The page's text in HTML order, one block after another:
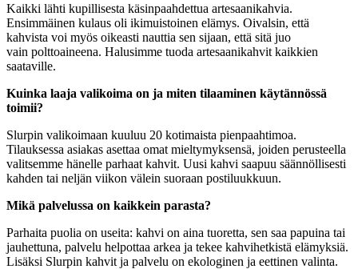
Kaikki lähti kupillisesta käsinpaahdettua artesaanikahvia.
Ensimmäinen kulaus oli ikimuistoinen elämys. Oivalsin, että
kahvista voi myös oikeasti nauttia sen sijaan, että sitä juo
vain polttoaineena. Halusimme tuoda artesaanikahvit kaikkien
saataville.
Kuinka laaja valikoima on ja miten tilaaminen käytännössä
toimii?
Slurpin valikoimaan kuuluu 20 kotimaista pienpaahtimoa.
Tilauksessa asiakas asettaa omat mieltymyksensä, joiden perusteella
valitsemme hänelle parhaat kahvit. Uusi kahvi saapuu säännöllisesti
kahden tai neljän viikon välein suoraan postiluukkuun.
Mikä palvelussa on kaikkein parasta?
Parhaita puolia on useita: kahvi on aina tuoretta, sen saa papuina tai
jauhettuna, palvelu helpottaa arkea ja tekee kahvihetkistä elämyksiä.
Lisäksi Slurpin kahvit ja palvelu on ekologinen ja eettinen valinta.